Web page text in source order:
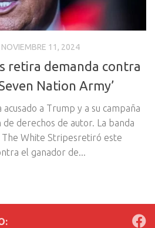
NOVIEMBRE 11, 2024
retira demanda contra
Nation Army’
a Trump y a su campaña
de derechos de autor. La banda
The White Stripesretiró este
el ganador de...